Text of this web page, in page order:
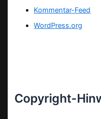
Kommentar-Feed
WordPress.org
Copyright-